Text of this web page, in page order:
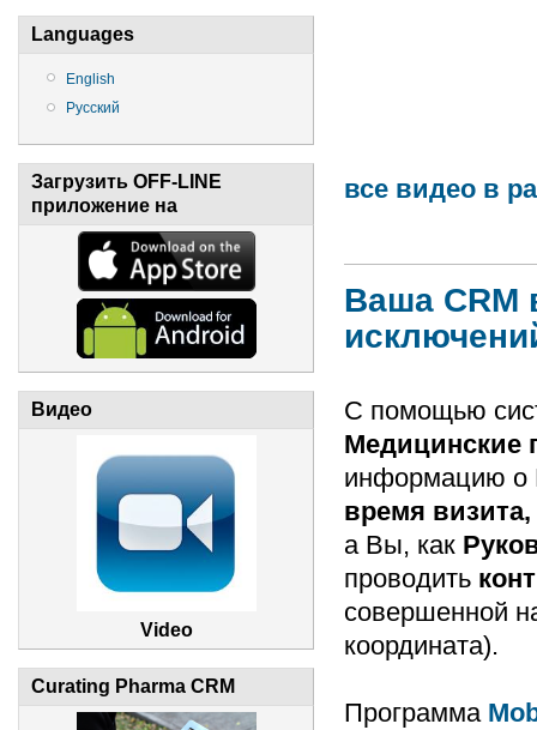
Languages
English
Русский
Загрузить OFF-LINE
приложение на
Видео
Video
Curating Pharma CRM
все видео в
Ваша CRM
С помощью
Медицинские
информацию о
время визита,
а Вы, как
проводить
совершенной
координата).
Программа